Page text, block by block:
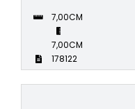
7,00CM
7,00CM
178122